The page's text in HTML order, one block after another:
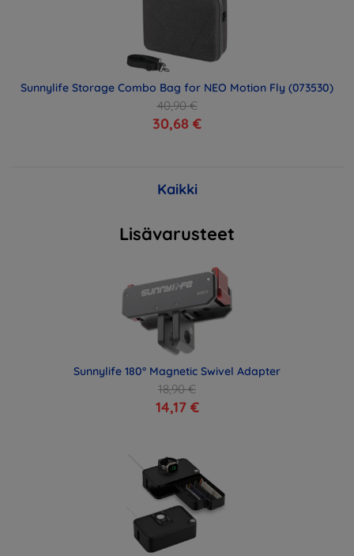
Sunnylife Storage Combo Bag for NEO Motion Fly (073530)
40,90 €
30,68 €
Kaikki
Lisävarusteet
Sunnylife 180° Magnetic Swivel Adapter
18,90 €
14,17 €